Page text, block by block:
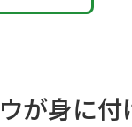
が身に